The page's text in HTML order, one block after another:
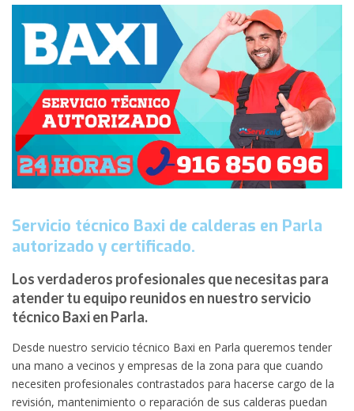
Servicio técnico Baxi de calderas en Parla
autorizado y certificado.
Los verdaderos profesionales que necesitas para
atender tu equipo reunidos en nuestro servicio
técnico Baxi en Parla.
Desde nuestro servicio técnico Baxi en Parla queremos tender
una mano a vecinos y empresas de la zona para que cuando
necesiten profesionales contrastados para hacerse cargo de la
revisión, mantenimiento o reparación de sus calderas puedan